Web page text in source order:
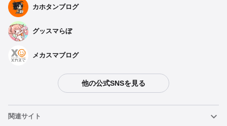
カホタンブログ
グッスマらぼ
メカスマブログ
他の公式SNSを見る
関連サイト